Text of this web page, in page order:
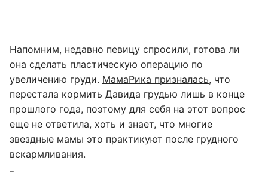
Напомним, недавно певицу спросили, готова ли
она сделать пластическую операцию по
увеличению груди. МамаРика призналась, что
перестала кормить Давида грудью лишь в конце
прошлого года, поэтому для себя на этот вопрос
еще не ответила, хоть и знает, что многие
звездные мамы это практикуют после грудного
вскармливания.